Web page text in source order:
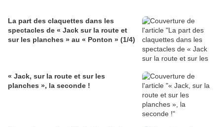
La part des claquettes dans les
spectacles de « Jack sur la route et
sur les planches » au « Ponton » (1/4)
« Jack, sur la route et sur les
planches », la seconde !